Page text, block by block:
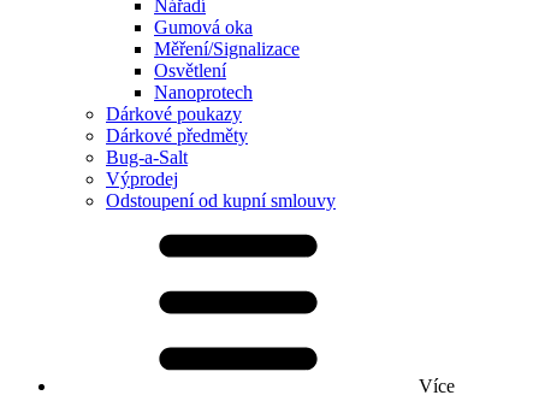
Nářadí
Gumová oka
Měření/Signalizace
Osvětlení
Nanoprotech
Dárkové poukazy
Dárkové předměty
Bug-a-Salt
Výprodej
Odstoupení od kupní smlouvy
Více